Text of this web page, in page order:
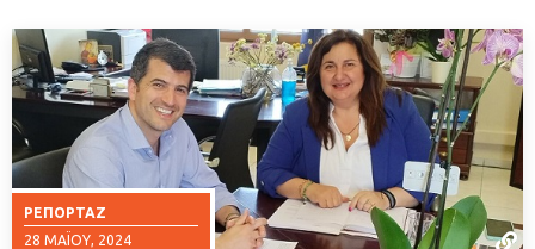
ΡΕΠΟΡΤΆΖ
28 ΜΑΪ́ΟΥ, 2024